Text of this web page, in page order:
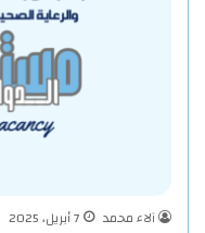
آلاء محمد
7 أبريل، 2025